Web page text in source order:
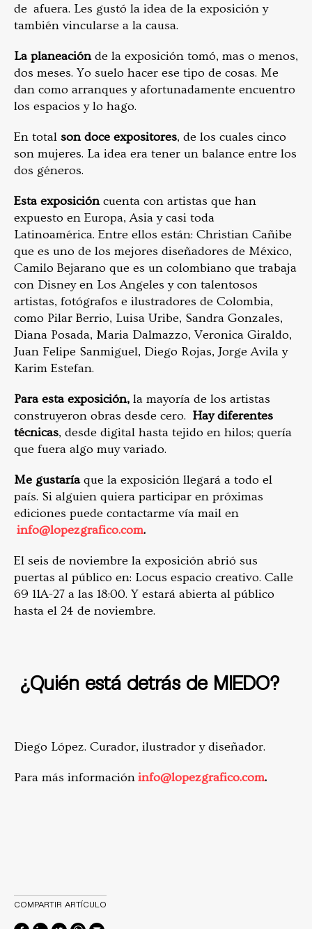
de afuera. Les gustó la idea de la exposición y
también vincularse a la causa.
La planeaciónde la exposición tomó, mas o menos,
dos meses. Yo suelo hacer ese tipo de cosas. Me
dan como arranques y afortunadamente encuentro
los espacios y lo hago.
En total son doce expositores, de los cuales cinco
son mujeres. La idea era tener un balance entre los
dos géneros.
Esta exposicióncuenta con artistas que han
expuesto en Europa, Asia y casi toda
Latinoamérica. Entre ellos están: Christian Cañibe
que es uno de los mejores diseñadores de México,
Camilo Bejarano que es un colombiano que trabaja
con Disney en Los Angeles y con talentosos
artistas, fotógrafos e ilustradores de Colombia,
como Pilar Berrio, Luisa Uribe, Sandra Gonzales,
Diana Posada, Maria Dalmazzo, Veronica Giraldo,
Juan Felipe Sanmiguel, Diego Rojas, Jorge Avila y
Karim Estefan.
Para esta exposición, la mayoría de los artistas
construyeron obras desde cero. Hay diferentes
técnicas, desde digital hasta tejido en hilos; quería
que fuera algo muy variado.
Me gustaríaque la exposición llegará a todo el
país. Si alguien quiera participar en próximas
ediciones puede contactarme vía mail en
info@lopezgrafico.com.
El seis de noviembre la exposición abrió sus
puertas al público en: Locus espacio creativo. Calle
69 11A-27 a las 18:00. Y estará abierta al público
hasta el 24 de noviembre.
¿Quién está detrás de MIEDO?
Diego López. Curador, ilustrador y diseñador.
Para más informacióninfo@lopezgrafico.com.
COMPARTIR ARTÍCULO